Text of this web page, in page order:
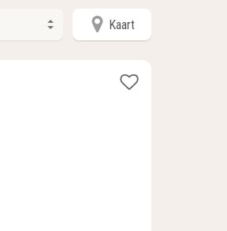
Kaart